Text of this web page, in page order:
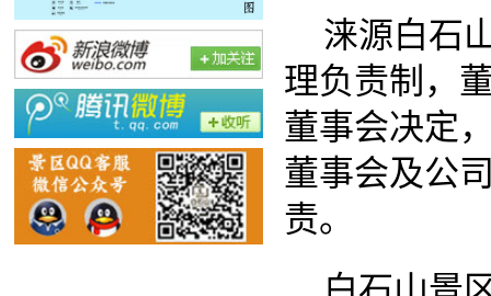
董事会决定，
董事会及公司
责。
白石山景区
踞八百里太行
峰佛光顶2096